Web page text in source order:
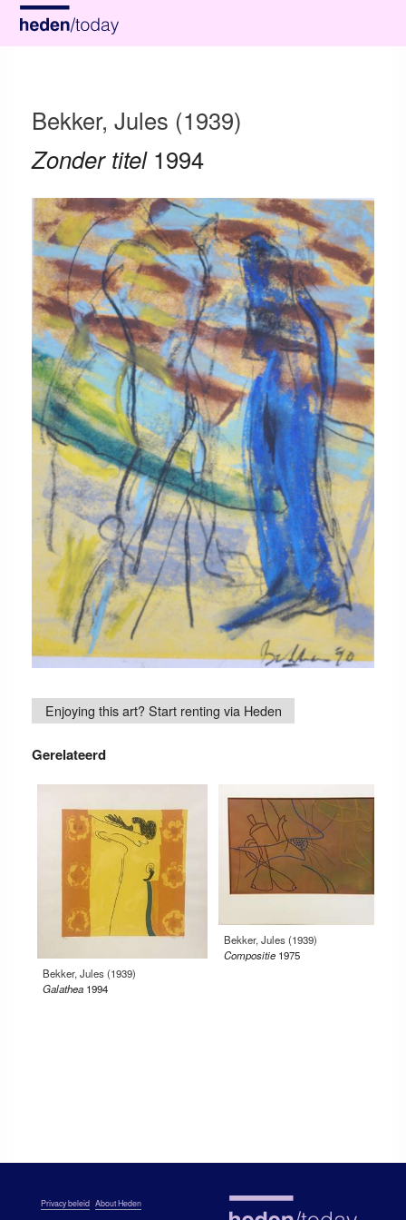
Bekker, Jules (1939)
Zonder titel 1994
Enjoying this art? Start renting via Heden
Gerelateerd
Bekker, Jules (1939)
Galathea 1994
Bekker, Jules (1939)
Compositie 1975
Privacy beleid| About Heden